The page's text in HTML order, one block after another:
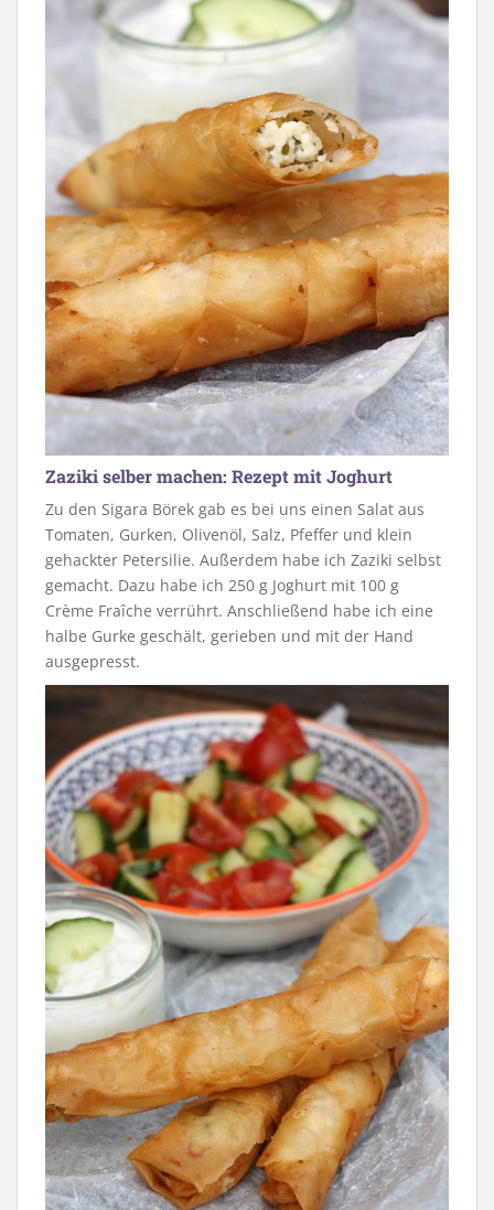
Zaziki selber machen: Rezept mit Joghurt
Zu den Sigara Börek gab es bei uns einen Salat aus
Tomaten, Gurken, Olivenöl, Salz, Pfeffer und klein
gehackter Petersilie. Außerdem habe ich Zaziki selbst
gemacht. Dazu habe ich 250 g Joghurt mit 100 g
Crème Fraîche verrührt. Anschließend habe ich eine
halbe Gurke geschält, gerieben und mit der Hand
ausgepresst.